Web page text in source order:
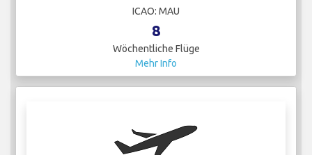
ICAO: MAU
8
Wöchentliche Flüge
Mehr Info